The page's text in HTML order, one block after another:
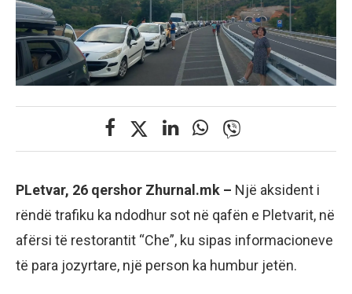
PLetvar, 26 qershor Zhurnal.mk – Një aksident i
rëndë trafiku ka ndodhur sot në qafën e Pletvarit, në
afërsi të restorantit “Che”, ku sipas informacioneve
të para jozyrtare, një person ka humbur jetën.